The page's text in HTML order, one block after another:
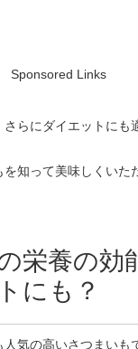
Sponsored Links
らにダイエットにも
知って美味しくいた
栄養の効
にも？
気の高いさつまいも